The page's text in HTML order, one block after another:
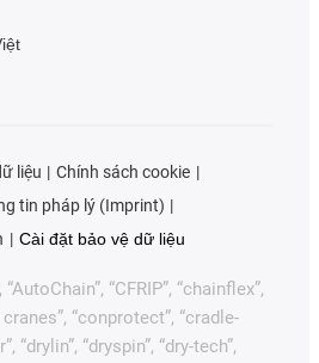
liệu
Chính sách cookie
tin pháp lý (Imprint)
Cài đặt bảo vệ dữ liệu
“CFRIP”, “chainflex”,
“conprotect”, “cradle-
“drylin”, “dryspin”, “dry-tech”,